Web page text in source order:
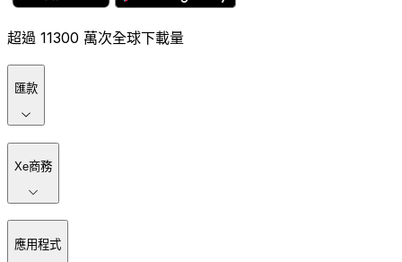
超過 11300 萬次全球下載量
匯款
Xe商務
應用程式